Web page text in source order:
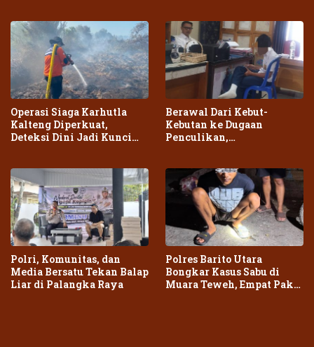
Operasi Siaga Karhutla
Kalteng Diperkuat,
Deteksi Dini Jadi Kunci
Berawal Dari Kebut-
Kebutan ke Dugaan
Penculikan,
Laporan Polisi
Polri, Komunitas, dan
Media Bersatu Tekan Balap
Liar di Palangka Raya
Polres Barito Utara
Bongkar Kasus Sabu di
Muara Teweh, Empat Paket